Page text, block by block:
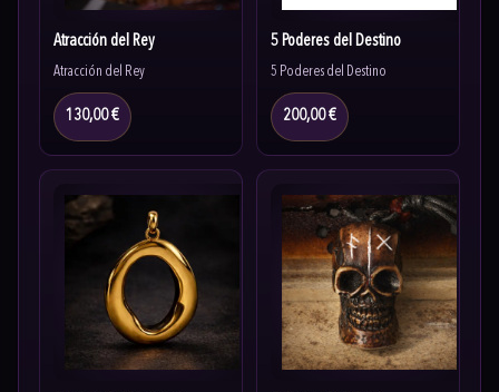
Atracción del Rey
Atracción del Rey
130,00 €
5 Poderes del Destino
5 Poderes del Destino
200,00 €